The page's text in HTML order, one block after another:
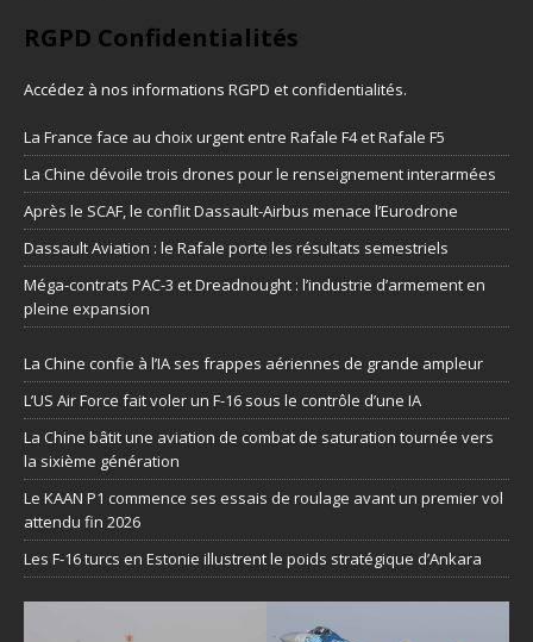
RGPD Confidentialités
Accédez à nos informations RGPD et confidentialités.
La France face au choix urgent entre Rafale F4 et Rafale F5
La Chine dévoile trois drones pour le renseignement interarmées
Après le SCAF, le conflit Dassault-Airbus menace l’Eurodrone
Dassault Aviation : le Rafale porte les résultats semestriels
Méga-contrats PAC-3 et Dreadnought : l’industrie d’armement en
pleine expansion
La Chine confie à l’IA ses frappes aériennes de grande ampleur
L’US Air Force fait voler un F-16 sous le contrôle d’une IA
La Chine bâtit une aviation de combat de saturation tournée vers
la sixième génération
Le KAAN P1 commence ses essais de roulage avant un premier vol
attendu fin 2026
Les F-16 turcs en Estonie illustrent le poids stratégique d’Ankara